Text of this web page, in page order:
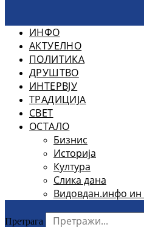
ИНФО
АКТУЕЛНО
ПОЛИТИКА
ДРУШТВО
ИНТЕРВЈУ
ТРАДИЦИЈА
СВЕТ
ОСТАЛО
Бизнис
Историја
Култура
Слика дана
Видовдан.инфо ин
Претрага